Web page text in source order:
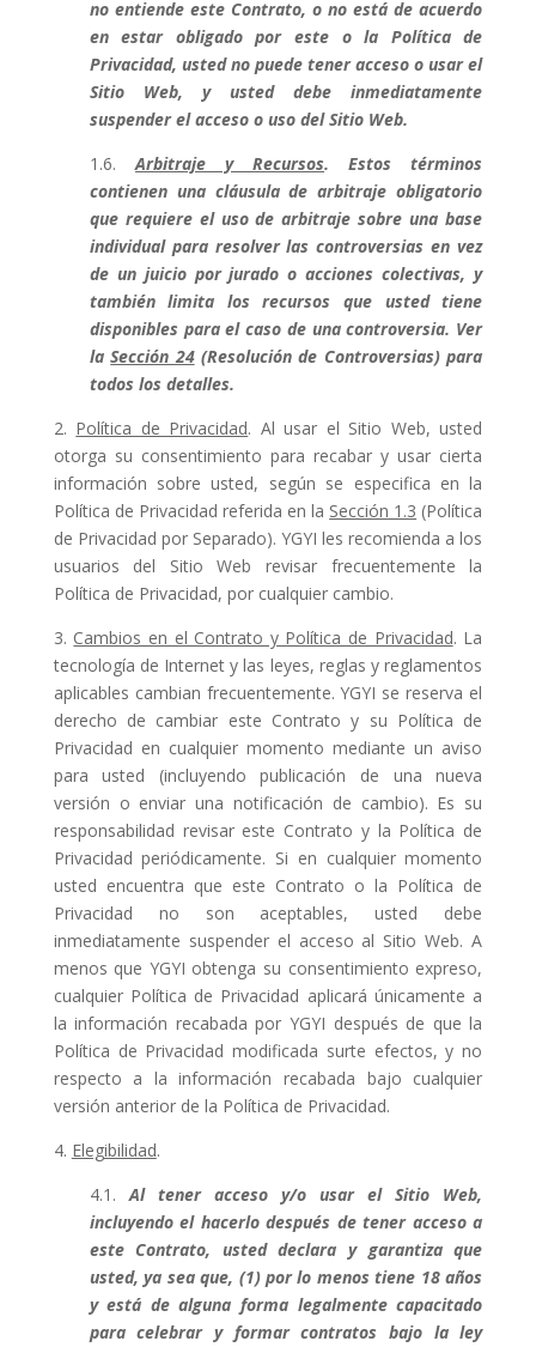
no entiende este Contrato, o no está de acuerdo
en estar obligado por este o la Política de
Privacidad, usted no puede tener acceso o usar el
Sitio Web, y usted debe inmediatamente
suspender el acceso o uso del Sitio Web.
1.6.Arbitraje y Recursos. Estos términos
contienen una cláusula de arbitraje obligatorio
que requiere el uso de arbitraje sobre una base
individual para resolver las controversias en vez
de un juicio por jurado o acciones colectivas, y
también limita los recursos que usted tiene
disponibles para el caso de una controversia. Ver
laSección 24(Resolución de Controversias) para
todos los detalles.
2. Política de Privacidad. Al usar el Sitio Web, usted
otorga su consentimiento para recabar y usar cierta
información sobre usted, según se especifica en la
Política de Privacidad referida en la Sección 1.3 (Política
de Privacidad por Separado). YGYI les recomienda a los
usuarios del Sitio Web revisar frecuentemente la
Política de Privacidad, por cualquier cambio.
3. Cambios en el Contrato y Política de Privacidad. La
tecnología de Internet y las leyes, reglas y reglamentos
aplicables cambian frecuentemente. YGYI se reserva el
derecho de cambiar este Contrato y su Política de
Privacidad en cualquier momento mediante un aviso
para usted (incluyendo publicación de una nueva
versión o enviar una notificación de cambio). Es su
responsabilidad revisar este Contrato y la Política de
Privacidad periódicamente. Si en cualquier momento
usted encuentra que este Contrato o la Política de
Privacidad no son aceptables, usted debe
inmediatamente suspender el acceso al Sitio Web. A
menos que YGYI obtenga su consentimiento expreso,
cualquier Política de Privacidad aplicará únicamente a
la información recabada por YGYI después de que la
Política de Privacidad modificada surte efectos, y no
respecto a la información recabada bajo cualquier
versión anterior de la Política de Privacidad.
4. Elegibilidad.
4.1. Al tener acceso y/o usar el Sitio Web,
incluyendo el hacerlo después de tener acceso a
este Contrato, usted declara y garantiza que
usted, ya sea que, (1) por lo menos tiene 18 años
y está de alguna forma legalmente capacitado
para celebrar y formar contratos bajo la ley